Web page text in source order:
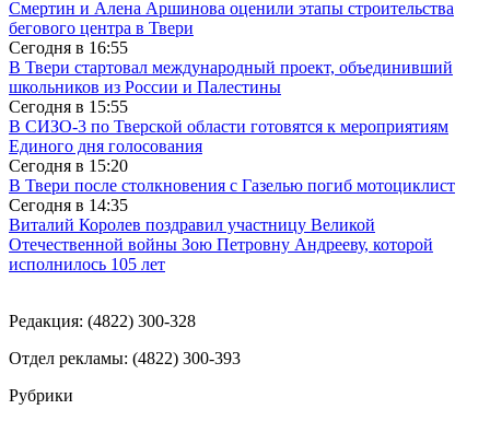
Смертин и Алена Аршинова оценили этапы строительства
бегового центра в Твери
Сегодня в 16:55
В Твери стартовал международный проект, объединивший
школьников из России и Палестины
Сегодня в 15:55
В СИЗО-3 по Тверской области готовятся к мероприятиям
Единого дня голосования
Сегодня в 15:20
В Твери после столкновения с Газелью погиб мотоциклист
Сегодня в 14:35
Виталий Королев поздравил участницу Великой
Отечественной войны Зою Петровну Андрееву, которой
исполнилось 105 лет
Редакция: (4822) 300-328
Отдел рекламы: (4822) 300-393
Рубрики